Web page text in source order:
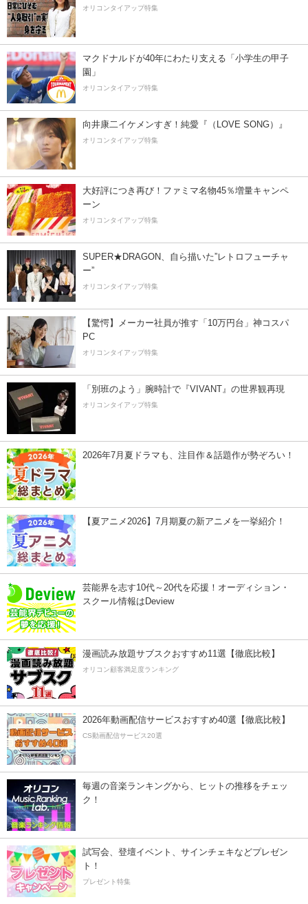
オリコンタイアップ特集
マクドナルドが40年にわたり支える「小学生の甲子
園」
オリコンタイアップ特集
向井康二イケメンすぎ！純愛『（LOVE SONG）』
オリコンタイアップ特集
大好評につき再び！ファミマ名物45％増量キャンペ
ーン
オリコンタイアップ特集
SUPER★DRAGON、自ら描いた”レトロフューチャ
ー”
オリコンタイアップ特集
【驚愕】メーカー社員が推す「10万円台」神コスパ
PC
オリコンタイアップ特集
「別班のよう」腕時計で『VIVANT』の世界観再現
オリコンタイアップ特集
2026年7月夏ドラマも、注目作＆話題作が勢ぞろい！
【夏アニメ2026】7月期夏の新アニメを一挙紹介！
芸能界を志す10代～20代を応援！オーディション・
スクール情報はDeview
漫画読み放題サブスクおすすめ11選【徹底比較】
オリコン顧客満足度ランキング
2026年動画配信サービスおすすめ40選【徹底比較】
CS動画配信サービス20選
毎週の音楽ランキングから、ヒットの推移をチェッ
ク！
試写会、登壇イベント、サインチェキなどプレゼン
ト！
プレゼント特集